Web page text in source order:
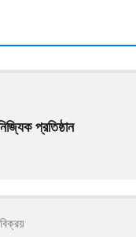
প্রতিষ্ঠান
বিক্রয়